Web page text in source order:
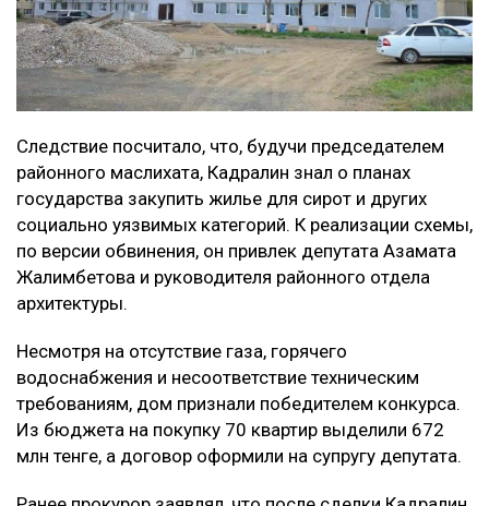
Следствие посчитало, что, будучи председателем
районного маслихата, Кадралин знал о планах
государства закупить жилье для сирот и других
социально уязвимых категорий. К реализации схемы,
по версии обвинения, он привлек депутата Азамата
Жалимбетова и руководителя районного отдела
архитектуры.
Несмотря на отсутствие газа, горячего
водоснабжения и несоответствие техническим
требованиям, дом признали победителем конкурса.
Из бюджета на покупку 70 квартир выделили 672
млн тенге, а договор оформили на супругу депутата.